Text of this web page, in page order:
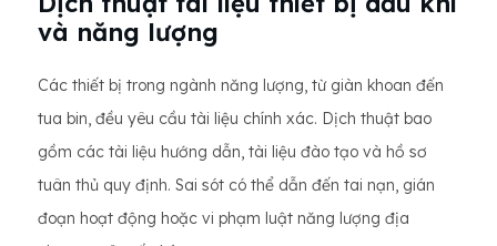
và năng lượng
Các thiết bị trong ngành năng lượng, từ giàn khoan đến
tua bin, đều yêu cầu tài liệu chính xác. Dịch thuật bao
gồm các tài liệu hướng dẫn, tài liệu đào tạo và hồ sơ
tuân thủ quy định. Sai sót có thể dẫn đến tai nạn, gián
đoạn hoạt động hoặc vi phạm luật năng lượng địa